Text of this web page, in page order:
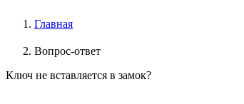
Главная
Вопрос-ответ
Ключ не вставляется в замок?